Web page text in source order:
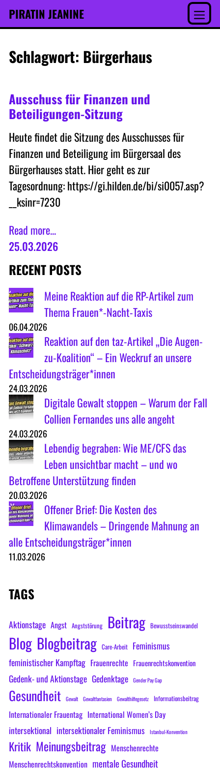
springen
Skip
to
PIRATIN JEANINE
Menu
Schlagwort: Bürgerhaus
Ausschuss für Finanzen und
Beteiligungen-Sitzung
Heute findet die Sitzung des Ausschusses für
Finanzen und Beteiligung im Bürgersaal des
Bürgerhauses statt. Hier geht es zur
Tagesordnung: https://gi.hilden.de/bi/si0057.asp?
__ksinr=7230
Read more...
25.03.2026
RECENT POSTS
Meine Reaktion auf die RP-Artikel zum
Thema Frauen*-Nacht-Taxis
06.04.2026
Reaktion auf den taz-Artikel „Die Augen-
zu-Koalition“ – Ein Weckruf an unsere
Entscheidungsträger*innen
24.03.2026
Digitale Gewalt stoppen – Warum der Fall
Collien Fernandes uns alle angeht
24.03.2026
Lebendig begraben: Wie ME/CFS das
Leben unsichtbar macht – und wo
Betroffene Unterstützung finden
20.03.2026
Offener Brief: Die Kosten des
Klimawandels – Dringende Mahnung an
alle Entscheidungsträger*innen
11.03.2026
TAGS
Aktionstage Angst Angststörung Beitrag Bewusstseinswandel
Blog Blogbeitrag Care-Arbeit Feminismus
feministischer Kampftag Frauenrechte Frauenrechtskonvention
Gedenk- und Aktionstage Gedenktage Gender Pay Gap
Gesundheit Gewalt Gewaltfantasien Gewalthilfegesetz Informationsbeitrag
Internationaler Frauentag International Women’s Day
intersektional intersektionaler Feminismus Istanbul-Konvention
Kritik Meinungsbeitrag Menschenrechte
Menschenrechtskonvention mentale Gesundheit